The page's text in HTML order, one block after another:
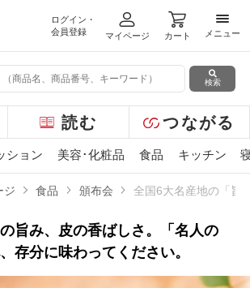
ログイン・
会員登録
マイページ カート
メニ
メニュー
検索
読む つながる
ション 美容･化粧品 食品 キッチン
ジ 食品 頒布会 全国6大名産地の「旨
旨み、皮の香ばしさ。「名人の
存分に味わってください。